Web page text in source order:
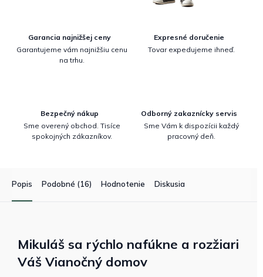
Garancia najnižšej ceny
Garantujeme vám najnižšiu cenu
na trhu.
Expresné doručenie
Tovar expedujeme ihneď.
Bezpečný nákup
Sme overený obchod. Tisíce
spokojných zákazníkov.
Odborný zakaznícky servis
Sme Vám k dispozícii každý
pracovný deň.
Popis Podobné (16) Hodnotenie Diskusia
Mikuláš sa rýchlo nafúkne a rozžiari
Váš Vianočný domov